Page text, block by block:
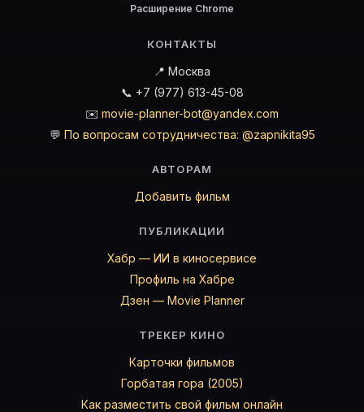
Расширение Chrome
КОНТАКТЫ
📍 Москва
📞 +7 (977) 613-45-08
✉️ movie-planner-bot@yandex.com
💬 По вопросам сотрудничества: @zapnikita95
АВТОРАМ
Добавить фильм
ПУБЛИКАЦИИ
Хабр — ИИ в киносервисе
Профиль на Хабре
Дзен — Movie Planner
ТРЕКЕР КИНО
Карточки фильмов
Горбатая гора (2005)
Как разместить свой фильм онлайн